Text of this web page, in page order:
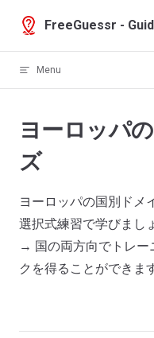
Skip to content
FreeGuessr -
Menu
ヨーロッパ
ズ
ヨーロッパの国別ドメ
選択式練習で学びまし
→ 国の両方向でトレー
クを得ることができま